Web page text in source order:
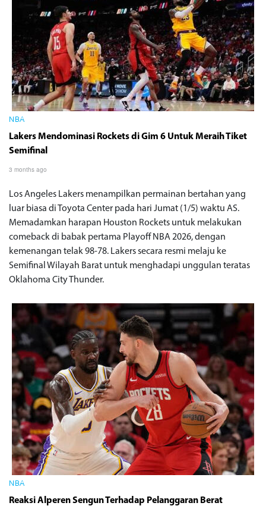
NBA
Lakers Mendominasi Rockets di Gim 6 Untuk Meraih Tiket
Semifinal
3 months ago
Los Angeles Lakers menampilkan permainan bertahan yang
luar biasa di Toyota Center pada hari Jumat (1/5) waktu AS.
Memadamkan harapan Houston Rockets untuk melakukan
comeback di babak pertama Playoff NBA 2026, dengan
kemenangan telak 98-78. Lakers secara resmi melaju ke
Semifinal Wilayah Barat untuk menghadapi unggulan teratas
Oklahoma City Thunder.
NBA
Reaksi Alperen Sengun Terhadap Pelanggaran Berat